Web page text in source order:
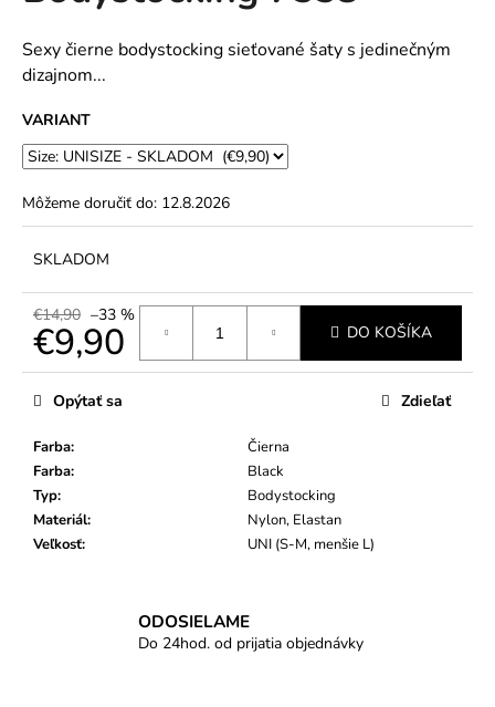
hviezdičiek.
Sexy čierne bodystocking sieťované šaty s jedinečným
dizajnom...
VARIANT
Môžeme doručiť do: 12.8.2026
SKLADOM
€14,90 –33 %
€9,90
Jednotková
cena:
DO KOŠÍKA
Farba:
Čierna
Farba:
Black
Typ:
Bodystocking
Materiál:
Nylon, Elastan
Veľkosť: UNI (S-M, menšie L)
Opýtať sa Zdieľať
ODOSIELAME
Do 24hod. od prijatia objednávky
m
e